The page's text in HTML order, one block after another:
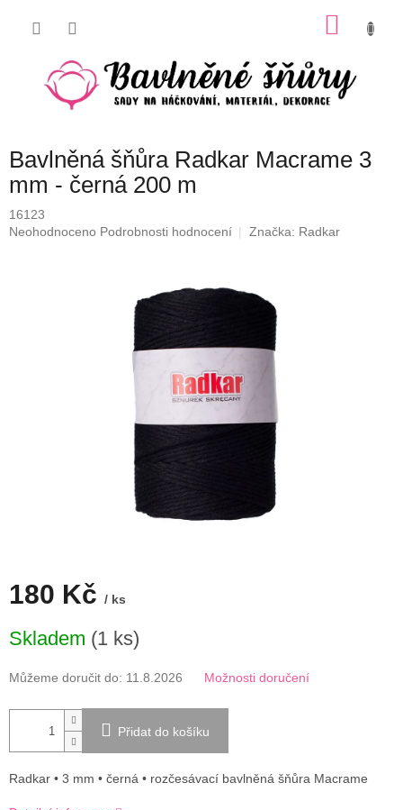
Bavlněná šňůra Radkar Macrame 3
mm - černá 200 m
16123
Průměrné
Neohodnoceno Podrobnosti hodnocení Značka: Radkar
180 Kč / ks
cena:
Skladem (1 ks)
Můžeme doručit do: 11.8.2026 Možnosti doručení
Přidat do košíku
Radkar • 3 mm • černá • rozčesávací bavlněná šňůra Macrame